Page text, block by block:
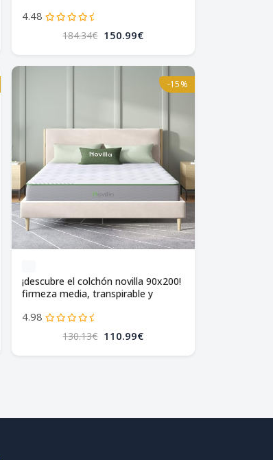
4.48
184.34€ 150.99€
-15%
¡descubre el colchón novilla 90x200!
firmeza media, transpirable y
garantizado en tu hogar!
4.98
130.13€ 110.99€